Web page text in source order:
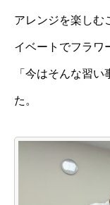
アレンジを楽しむ
イベートでフラワ
「今はそんな習
た。